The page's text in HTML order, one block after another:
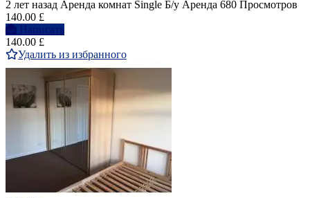
2 лет назад Аренда комнат Single Б/у Аренда 680 Просмотров
140.00 £
Написать
140.00 £
Удалить из избранного